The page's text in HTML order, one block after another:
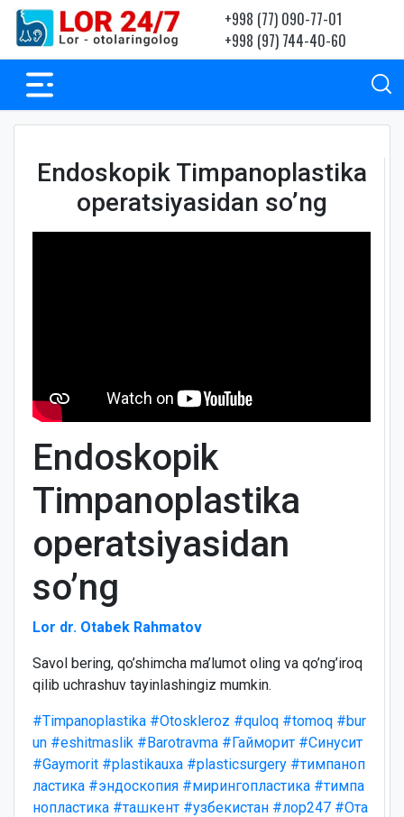
+998 (77) 090-77-01
+998 (97) 744-40-60
Endoskopik Timpanoplastika
operatsiyasidan so’ng
Endoskopik
Timpanoplastika
operatsiyasidan
so’ng
Lor dr. Otabek Rahmatov
Savol bering, qo’shimcha ma’lumot oling va qo’ng’iroq
qilib uchrashuv tayinlashingiz mumkin.
#Timpanoplastika #Otoskleroz #quloq #tomoq #bur
un #eshitmaslik #Barotravma #Гайморит #Синусит
#Gaymorit #plastikauxa #plasticsurgery #тимпаноп
ластика #эндоскопия #мирингопластика #тимпа
нопластика #ташкент #узбекистан #лор247 #Ота